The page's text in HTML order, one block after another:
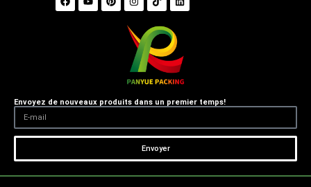
Envoyez de nouveaux produits dans un premier temps!
Envoyer